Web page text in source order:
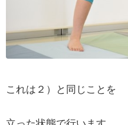
これは２）と同じことを